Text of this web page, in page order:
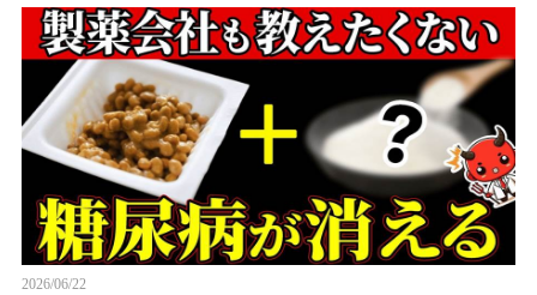
食べ方【糖尿病・高齢者・血糖値】
2026/06/22